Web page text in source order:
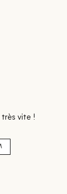
très vite !